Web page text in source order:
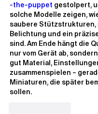
-the-puppet gestolpert,
solche Modelle zeigen,
saubere Stützstrukturen,
Belichtung und ein
sind. Am Ende hängt die
nur vom Gerät ab,
gut Material,
zusammenspielen –
Miniaturen, die später
sollen.